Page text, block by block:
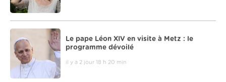
Le pape Léon XIV en visite à Metz : le
programme dévoilé
il y a 2 jour 18 h 20 min